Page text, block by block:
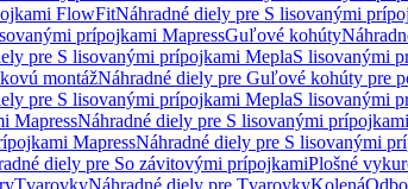
FlowFitNáhradné diely pre S lisovanými
prípojkami MapressGuľové kohúty
pre S lisovanými prípojkami MeplaS lisovanými
montážNáhradné diely pre Guľové kohúty pre
pre S lisovanými prípojkami MeplaS lisovanými
MapressNáhradné diely pre S lisovanými
MapressNáhradné diely pre S lisovanými
diely pre So závitovými prípojkamiPlošné
TvarovkyNáhradné diely pre TvarovkyKolená